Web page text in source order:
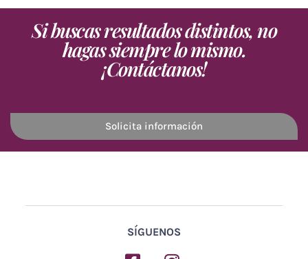
Si buscas resultados distintos, no
hagas siempre lo mismo.
¡Contáctanos!
Solicita información
SÍGUENOS